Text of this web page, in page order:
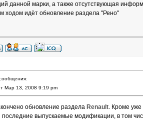
данной марки, а также отсутствующая
ходом идёт обновление раздела "Рено"
Мар 13, 2008 9:19 pm
обновление раздела Renault. Кроме уже
выпускаемые модификации, в том